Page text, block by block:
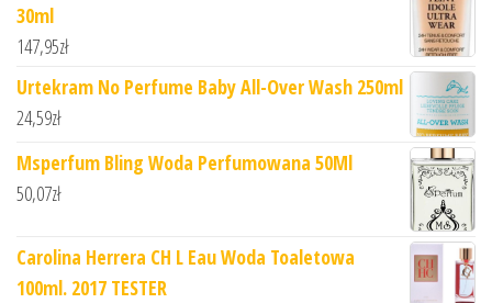
30ml
147,95zł
Urtekram No Perfume Baby All-Over Wash 250ml
24,59zł
Msperfum Bling Woda Perfumowana 50Ml
50,07zł
Carolina Herrera CH L Eau Woda Toaletowa
100ml. 2017 TESTER